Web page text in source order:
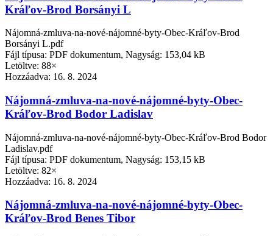
Kráľov-Brod Borsányi L
Nájomná-zmluva-na-nové-nájomné-byty-Obec-Kráľov-Brod
Borsányi L.pdf
Fájl típusa: PDF dokumentum, Nagyság: 153,04 kB
Letöltve: 88×
Hozzáadva: 16. 8. 2024
Nájomná-zmluva-na-nové-nájomné-byty-Obec-
Kráľov-Brod Bodor Ladislav
Nájomná-zmluva-na-nové-nájomné-byty-Obec-Kráľov-Brod Bodor
Ladislav.pdf
Fájl típusa: PDF dokumentum, Nagyság: 153,15 kB
Letöltve: 82×
Hozzáadva: 16. 8. 2024
Nájomná-zmluva-na-nové-nájomné-byty-Obec-
Kráľov-Brod Benes Tibor